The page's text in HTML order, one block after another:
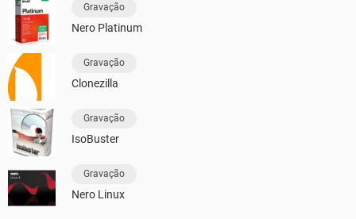
Gravação
Nero Platinum
Gravação
Clonezilla
Gravação
IsoBuster
Gravação
Nero Linux